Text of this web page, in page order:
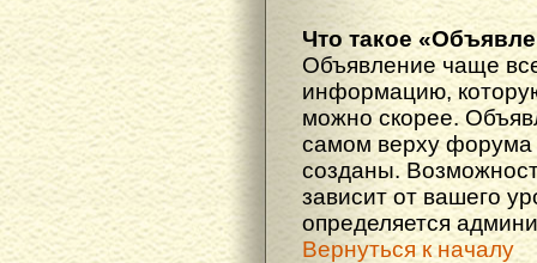
Что такое
Объявление чаще
информацию,
можно скорее.
самом верху форума
созданы.
зависит от вашего
определяется
Вернуться к началу